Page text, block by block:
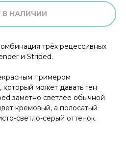
В НАЛИЧИИ
трёх рецессивных
и Striped.
примером
может давать ген
заметно светлее обычной
кремовый, а полосатый
светло-серый оттенок.